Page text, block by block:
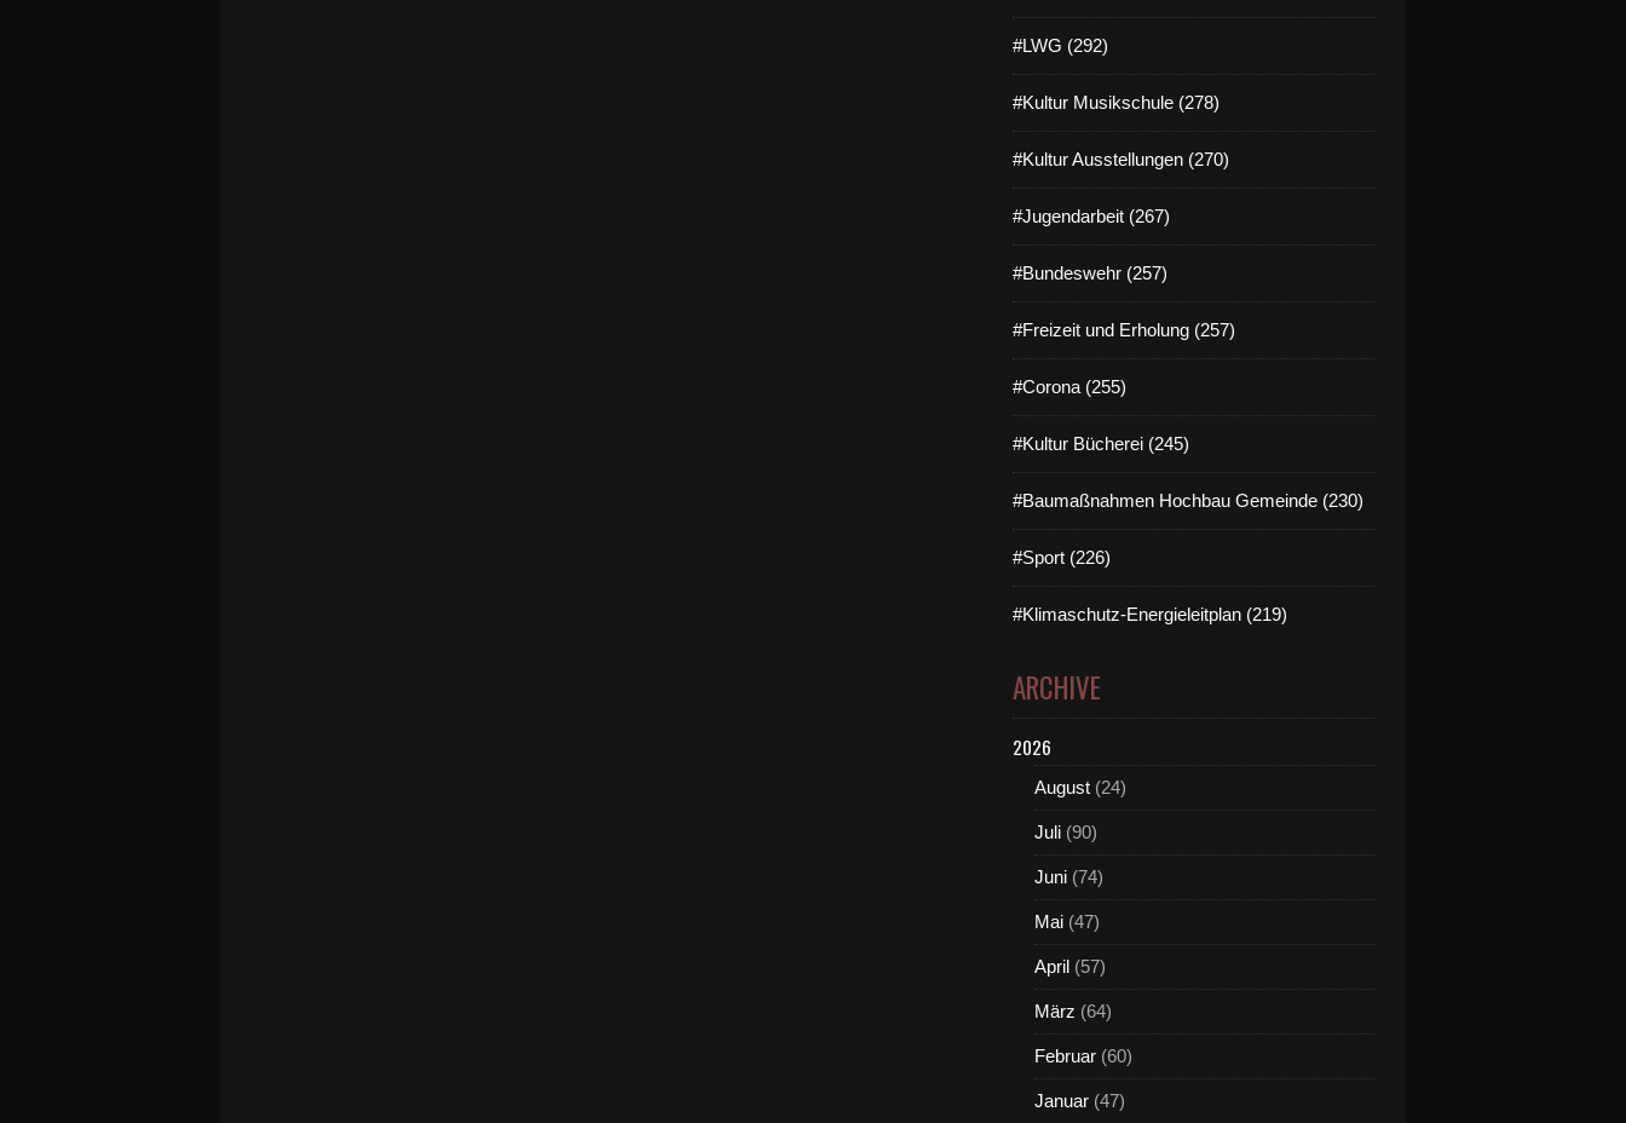
#LWG (292)
#Kultur Musikschule (278)
#Kultur Ausstellungen (270)
#Jugendarbeit (267)
#Bundeswehr (257)
#Freizeit und Erholung (257)
#Corona (255)
#Kultur Bücherei (245)
#Baumaßnahmen Hochbau Gemeinde (230)
#Sport (226)
#Klimaschutz-Energieleitplan (219)
ARCHIVE
2026
August (24)
Juli (90)
Juni (74)
Mai (47)
April (57)
März (64)
Februar (60)
Januar (47)